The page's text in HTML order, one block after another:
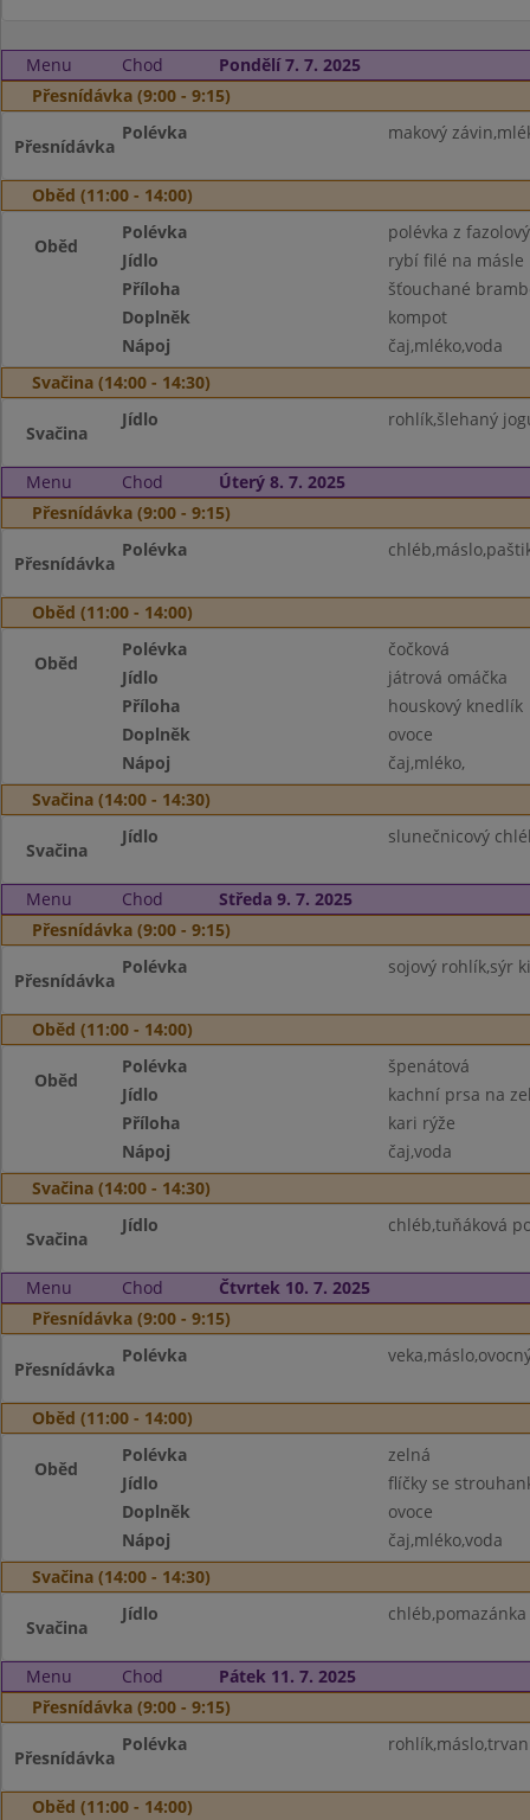
Menu Chod
Pondělí 7. 7. 2025
Přesnídávka (9:00 - 9:15)
Přesnídávka
Polévka makový
Oběd (11:00 - 14:00)
Oběd
Polévka
polévka z
Jídlo
rybí filé na másle
Příloha
šťouchané
Doplněk
kompot
Nápoj
čaj,mléko,voda
Svačina (14:00 - 14:30)
Svačina
Jídlo rohlík,šlehaný
Menu Chod
Úterý 8. 7. 2025
Přesnídávka (9:00 - 9:15)
Přesnídávka
Polévka
Oběd (11:00 - 14:00)
Oběd
Polévka
čočková
Jídlo
játrová omáčka
Příloha
houskový knedlík
Doplněk
ovoce
Nápoj
čaj,mléko,
Svačina (14:00 - 14:30)
Svačina
Jídlo slunečnicový
Menu Chod
Středa 9. 7. 2025
Přesnídávka (9:00 - 9:15)
Přesnídávka
Polévka sojový rohlík,sýr
Oběd (11:00 - 14:00)
Oběd
Polévka
špenátová
Jídlo
kachní prsa na
Příloha
kari rýže
Nápoj
čaj,voda
Svačina (14:00 - 14:30)
Svačina
Jídlo chléb,tuňáková
Menu Chod
Čtvrtek 10. 7. 2025
Přesnídávka (9:00 - 9:15)
Přesnídávka
Polévka
Oběd (11:00 - 14:00)
Oběd
Polévka
zelná
Jídlo
flíčky se
Doplněk
ovoce
Nápoj
čaj,mléko,voda
Svačina (14:00 - 14:30)
Svačina
Jídlo
Menu Chod
Pátek 11. 7. 2025
Přesnídávka (9:00 - 9:15)
Přesnídávka
Polévka
Oběd (11:00 - 14:00)